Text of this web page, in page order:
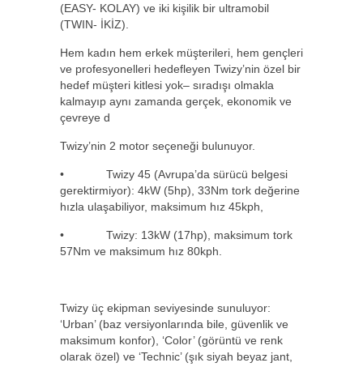
(EASY- KOLAY) ve iki kişilik bir ultramobil
(TWIN- İKİZ).
Hem kadın hem erkek müşterileri, hem gençleri
ve profesyonelleri hedefleyen Twizy’nin özel bir
hedef müşteri kitlesi yok– sıradışı olmakla
kalmayıp aynı zamanda gerçek, ekonomik ve
çevreye d
Twizy’nin 2 motor seçeneği bulunuyor.
• Twizy 45 (Avrupa’da sürücü belgesi
gerektirmiyor): 4kW (5hp), 33Nm tork değerine
hızla ulaşabiliyor, maksimum hız 45kph,
• Twizy: 13kW (17hp), maksimum tork
57Nm ve maksimum hız 80kph.
Twizy üç ekipman seviyesinde sunuluyor:
‘Urban’ (baz versiyonlarında bile, güvenlik ve
maksimum konfor), ‘Color’ (görüntü ve renk
olarak özel) ve ‘Technic’ (şık siyah beyaz jant,